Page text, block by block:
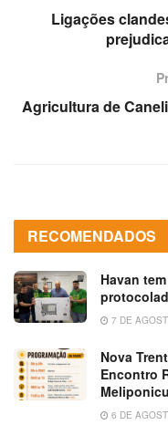
Ligações
Agricultura de
RECOMENDADOS
Havan
7 DE
Nova
Encontro
6 DE